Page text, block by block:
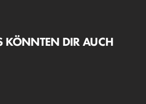
KÖNNTEN DIR AUCH